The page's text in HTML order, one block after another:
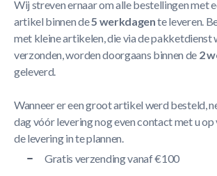
Wij streven ernaar om alle bestellingen met
artikel binnen de5 werkdagente leveren.
met kleine artikelen, die via de pakketdienst
verzonden, worden doorgaans binnen de 2
geleverd.
Wanneer er een groot artikel werd besteld,
dag vóór levering nog even contact met u op
de levering in te plannen.
Gratis verzending vanaf €100